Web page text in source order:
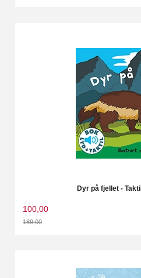
Dyr på fjellet -
100,00
189,00